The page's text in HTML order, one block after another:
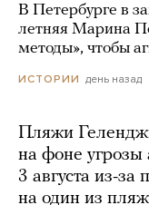
В Петербурге в
летняя Марина
методы», чтобы
ИСТОРИИ день назад
Пляжи
на фоне угрозы
3 августа из-за
на один из